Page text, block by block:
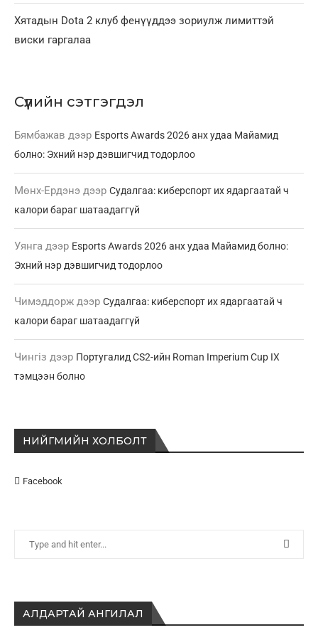
Хятадын Dota 2 клуб фенүүддээ зориулж лимиттэй
виски гаргалаа
Сүүлийн сэтгэгдэл
Бямбажав дээр Esports Awards 2026 анх удаа Майамид
болно: Эхний нэр дэвшигчид тодорлоо
Мөнх-Ердэнэ дээр Судалгаа: киберспорт их ядаргаатай ч
калори бараг шатаадаггүй
Уянга дээр Esports Awards 2026 анх удаа Майамид болно:
Эхний нэр дэвшигчид тодорлоо
Чимэддорж дээр Судалгаа: киберспорт их ядаргаатай ч
калори бараг шатаадаггүй
Чингіз дээр Португалид CS2-ийн Roman Imperium Cup IX
тэмцээн болно
НИЙГМИЙН ХОЛБОЛТ
Facebook
АЛДАРТАЙ АНГИЛАЛ